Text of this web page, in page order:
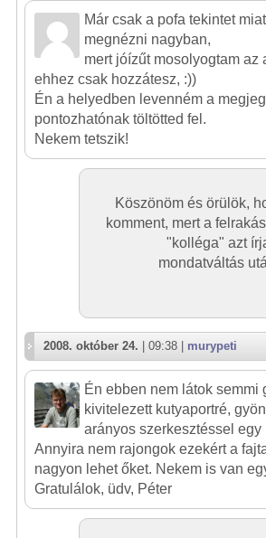
Már csak a pofa tekintet
megnézni nagyban,
mert jóízűt mosolyogtam az
ehhez csak hozzátesz, :))
Én a helyedben levenném a
pontozhatónak töltötted fel.
Nekem tetszik!
Köszönöm és örülök,
komment, mert a
"kolléga" azt
mondatváltás
2008. október 24. | 09:38 | murypeti
Én ebben nem látok semmi
kivitelezett kutyaportré,
arányos szerkesztéssel
Annyira nem rajongok ezekért a
nagyon lehet őket. Nekem is van
Gratulálok, üdv, Péter